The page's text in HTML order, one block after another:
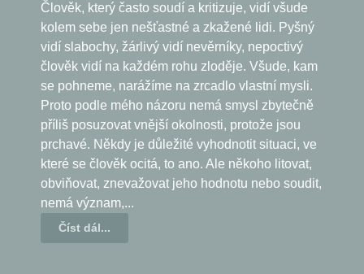
Člověk, který často soudí a kritizuje, vidí všude
kolem sebe jen nešťastné a zkažené lidi. Pyšný
vidí slabochy, žárlivý vidí nevěrníky, nepoctivý
člověk vidí na každém rohu zloděje. Všude, kam
se pohneme, narážíme na zrcadlo vlastní mysli.
Proto podle mého názoru nemá smysl zbytečně
příliš posuzovat vnější okolnosti, protože jsou
prchavé. Někdy je důležité vyhodnotit situaci, ve
které se člověk ocitá, to ano. Ale někoho litovat,
obviňovat, znevažovat jeho hodnotu nebo soudit,
nemá význam,...
Číst dál...